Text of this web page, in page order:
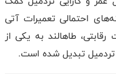
احتمالی تعمیرات آتی
طاهالند به یکی از
تبدیل شده است.